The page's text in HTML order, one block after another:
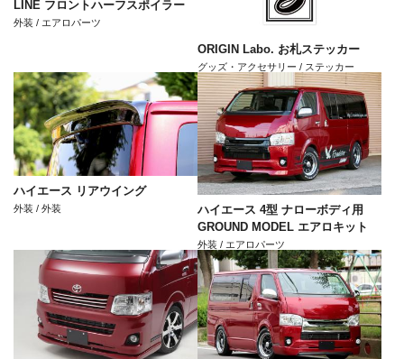
LINE フロントハーフスポイラー
外装 / エアロパーツ
ORIGIN Labo. お札ステッカー
グッズ・アクセサリー / ステッカー
ハイエース リアウイング
外装 / 外装
ハイエース 4型 ナローボディ用
GROUND MODEL エアロキット
外装 / エアロパーツ